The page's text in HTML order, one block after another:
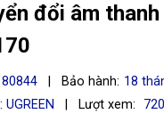
đổi âm
80844 Bảo hành: 18
UGREEN Lượt xem: 720